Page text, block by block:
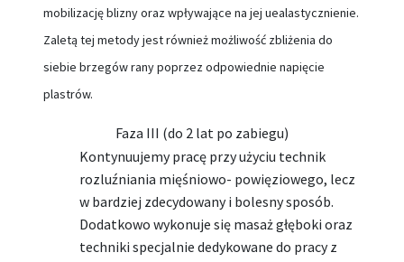
mobilizację blizny oraz wpływające na jej uealastycznienie.
Zaletą tej metody jest również możliwość zbliżenia do
siebie brzegów rany poprzez odpowiednie napięcie
plastrów.
Faza III (do 2 lat po zabiegu)
Kontynuujemy pracę przy użyciu technik
rozluźniania mięśniowo- powięziowego, lecz
w bardziej zdecydowany i bolesny sposób.
Dodatkowo wykonuje się masaż głęboki oraz
techniki specjalnie dedykowane do pracy z